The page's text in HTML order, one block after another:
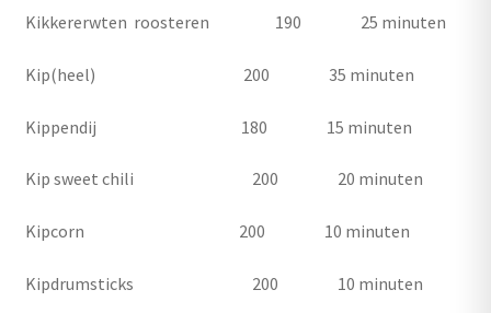
Kikkererwten roosteren 190 25 minuten
Kip(heel) 200 35 minuten
Kippendij 180 15 minuten
Kip sweet chili 200 20 minuten
Kipcorn 200 10 minuten
Kipdrumsticks 200 10 minuten